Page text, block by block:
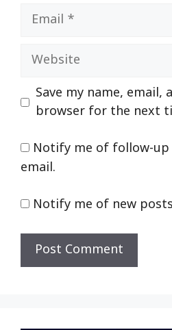
Email
Website
Save my name, email,
browser for the next
Notify me of follow-up
email.
Notify me of new